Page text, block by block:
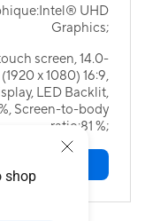
shop
UHD
Graphics;
screen, 14.0-
x 1080) 16:9,
LED Backlit,
Screen-to-body
ratio:81 %;